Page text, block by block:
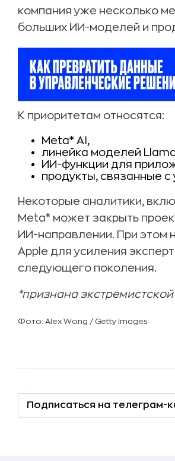
компания уже несколько
больших ИИ-моделей и
К приоритетам относятся:
Meta* AI,
линейка моделей
ИИ-функции для
продукты, связанные с
Некоторые аналитики,
Meta* может закрыть
ИИ-направлении. При этом
Apple для усиления
следующего поколения.
*признана
Фото: Alex Wong / Getty Images
Подписаться на телеграм-